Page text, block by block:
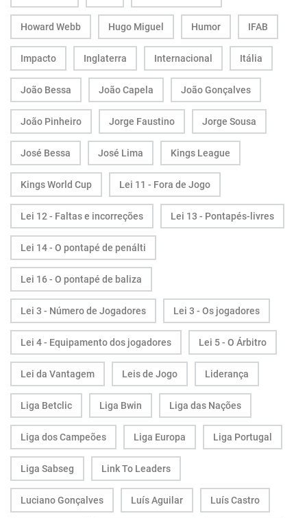
Howard Webb Hugo Miguel Humor IFAB
Impacto Inglaterra Internacional Itália
João Bessa João Capela João Gonçalves
João Pinheiro Jorge Faustino Jorge Sousa
José Bessa José Lima Kings League
Kings World Cup Lei 11 - Fora de Jogo
Lei 12 - Faltas e incorreções Lei 13 - Pontapés-livres
Lei 14 - O pontapé de penálti
Lei 16 - O pontapé de baliza
Lei 3 - Número de Jogadores Lei 3 - Os jogadores
Lei 4 - Equipamento dos jogadores Lei 5 - O Árbitro
Lei da Vantagem Leis de Jogo Liderança
Liga Betclic Liga Bwin Liga das Nações
Liga dos Campeões Liga Europa Liga Portugal
Liga Sabseg Link To Leaders
Luciano Gonçalves Luís Aguilar Luís Castro